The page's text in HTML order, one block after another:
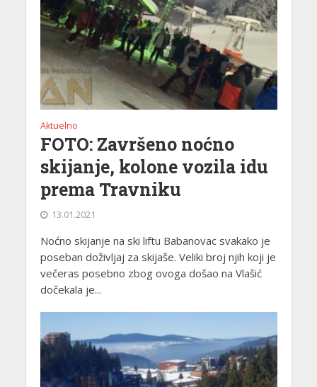
Aktuelno
FOTO: Završeno noćno
skijanje, kolone vozila idu
prema Travniku
13.01.2021
Noćno skijanje na ski liftu Babanovac svakako je
poseban doživljaj za skijaše. Veliki broj njih koji je
večeras posebno zbog ovoga došao na Vlašić
dočekala je...